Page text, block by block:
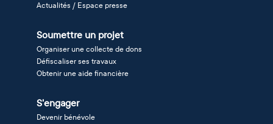
Actualités / Espace presse
Soumettre un projet
Organiser une collecte de dons
Défiscaliser ses travaux
Obtenir une aide financière
S'engager
Devenir bénévole